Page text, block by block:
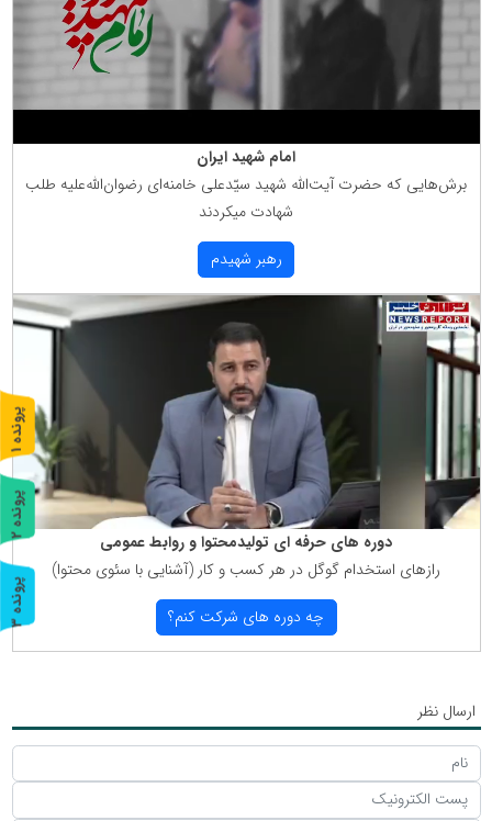
امام شهید ایران
برش‌هایی كه حضرت آیت‌الله شهید سیّدعلی خامنه‌ای رضوان‌الله‌علیه طلب
شهادت میكردند
رهبر شهیدم
دوره های حرفه ای تولیدمحتوا و روابط عمومی
رازهای استخدام گوگل در هر كسب و كار (آشنایی با سئوی محتوا)
چه دوره های شركت كنم؟
ارسال نظر
پ
ر
و
ن
د
ه
1
پ
ر
و
ن
د
ه
2
پ
ر
و
ن
د
ه
3